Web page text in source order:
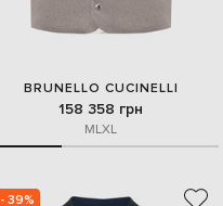
BRUNELLO CUCINELLI
158 358 грн
MLXL
- 39%